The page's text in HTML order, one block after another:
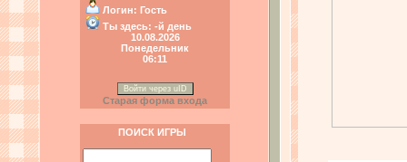
Логин: Гость
Ты здесь: -й день
10.08.2026
Понедельник
06:11
Войти через uID
Старая форма входа
ПОИСК ИГРЫ